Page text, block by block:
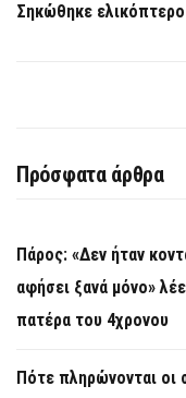
Σηκώθηκε ελικόπτερο
Πρόσφατα άρθρα
Πάρος: «Δεν ήταν
αφήσει ξανά μόνο»
πατέρα του 4χρονου
Πότε πληρώνονται οι